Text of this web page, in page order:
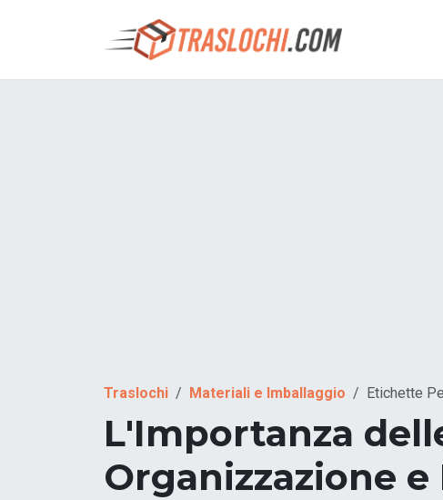
Traslochi Materiali e Imballaggio Etichette
L'Importanza
Organizzazione e